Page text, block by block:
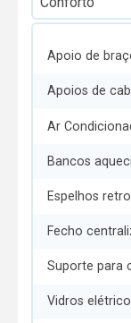
Apoio de
Apoios de
Ar
Bancos
Espelhos
Fecho
Suporte para
Vidros